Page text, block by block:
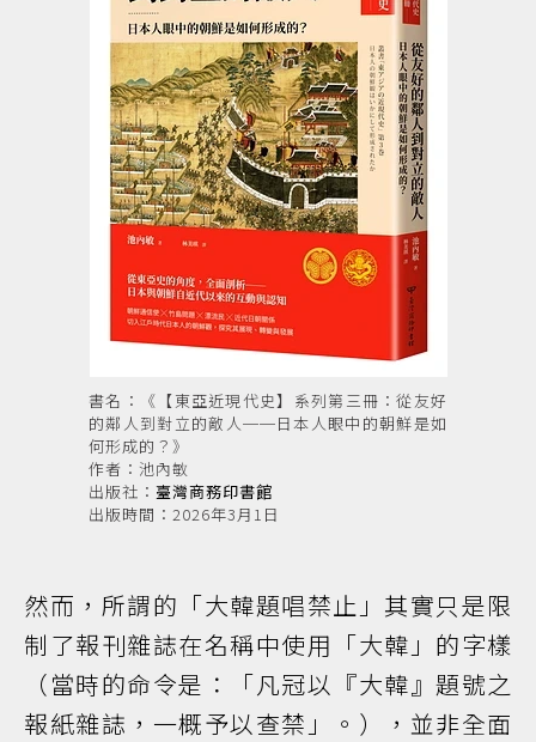
書名：《【東亞近現代史】系列第三冊：從友好
的鄰人到對立的敵人──日本人眼中的朝鮮是如
何形成的？》
作者：池內敏
出版社： 臺灣商務印書館
出版時間：2026年3月1日
然而，所謂的「大韓題唱禁止」其實只是限
制了報刊雜誌在名稱中使用「大韓」的字樣
（當時的命令是：「凡冠以『大韓』題號之
報紙雜誌，一概予以查禁」。），並非全面